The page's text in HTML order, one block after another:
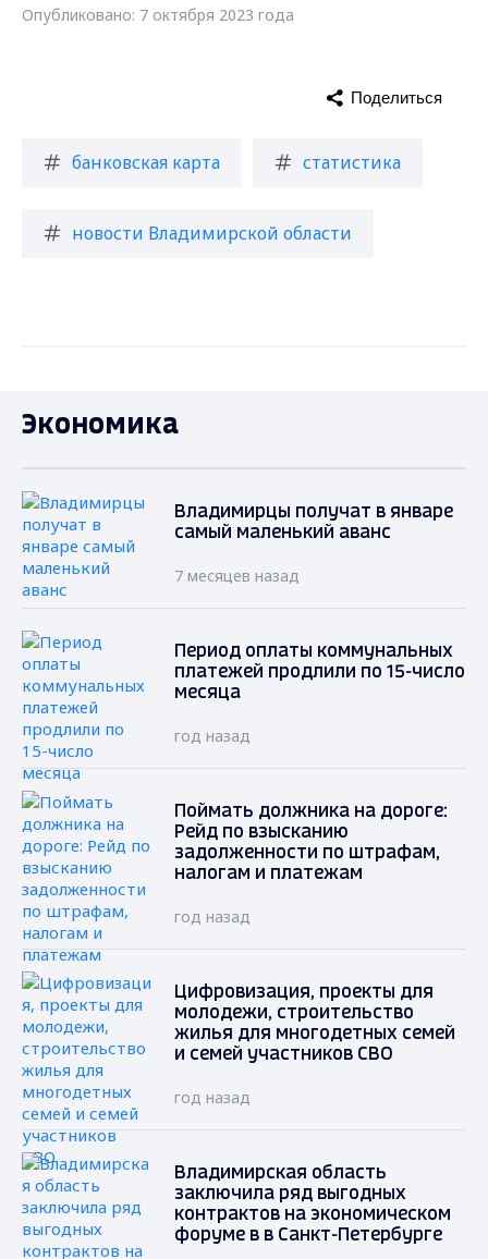
Опубликовано: 7 октября 2023 года
банковская карта статистика
новости Владимирской области
Поделиться
Экономика
Владимирцы получат в январе
самый маленький аванс
7 месяцев назад
Период оплаты коммунальных
платежей продлили по 15-число
месяца
год назад
Поймать должника на дороге:
Рейд по взысканию
задолженности по штрафам,
налогам и платежам
год назад
Цифровизация, проекты для
молодежи, строительство
жилья для многодетных семей
и семей участников СВО
год назад
Владимирская область
заключила ряд выгодных
контрактов на экономическом
форуме в в Санкт-Петербурге